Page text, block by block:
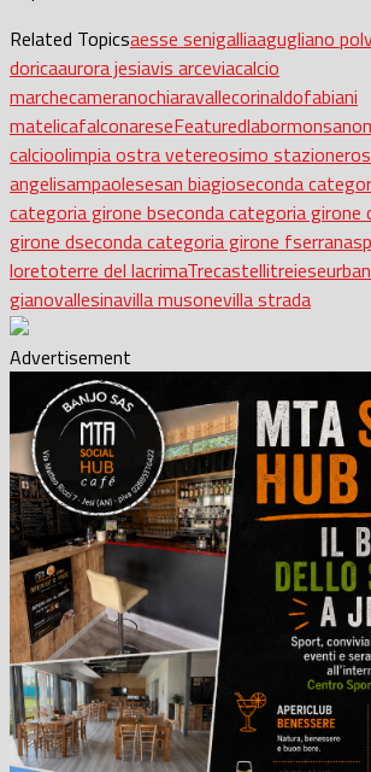
Related Topicsaesse senigalliaagugliano
doricaaurora jesiavis arceviacalcio
marchecameranochiaravallecorinaldofabiani
matelicafalconareseFeaturedlabormonsano
calcioolimpia ostra vetereosimo stazione
angelisampaolesesan biagioseconda
categoria girone bseconda categoria girone
girone dseconda categoria girone fserrana
loretoterre del lacrimaTrecastellitreiese
gianovallesinavilla musonevilla strada
Advertisement